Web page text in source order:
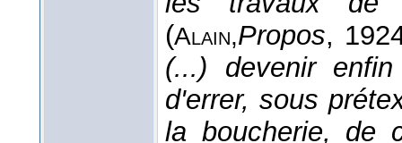
(Alain,Propos,
(...) devenir
d'errer, sous
la boucherie, de